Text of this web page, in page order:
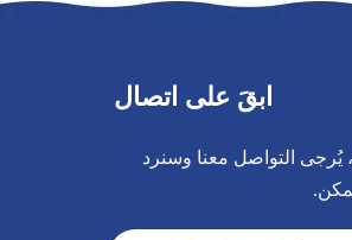
ابقَ على اتصال
يُرجى التواصل معنا وسنرد